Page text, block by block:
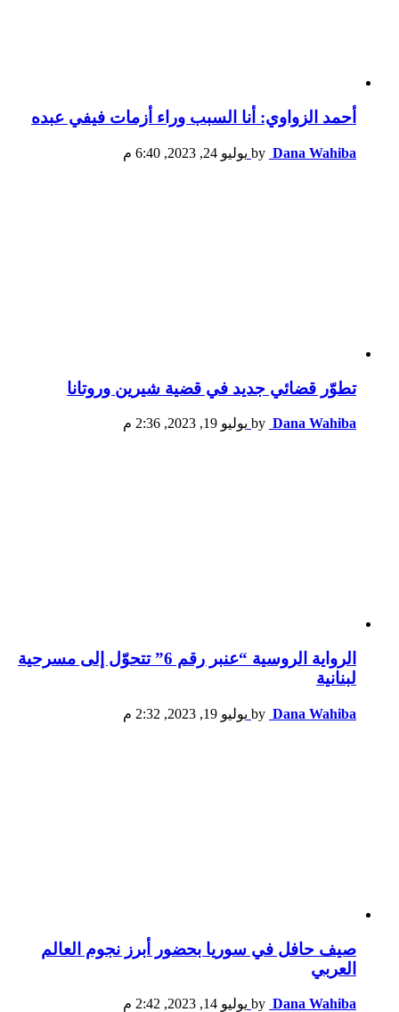
أحمد الزواوي: أنا السبب وراء أزمات فيفي عبده
by Dana Wahiba يوليو 24, 2023, 6:40 م
تطوّر قضائي جديد في قضية شيرين وروتانا
by Dana Wahiba يوليو 19, 2023, 2:36 م
الرواية الروسية “عنبر رقم 6” تتحوّل إلى مسرحية
لبنانية
by Dana Wahiba يوليو 19, 2023, 2:32 م
صيف حافل في سوريا بحضور أبرز نجوم العالم
العربي
by Dana Wahiba يوليو 14, 2023, 2:42 م